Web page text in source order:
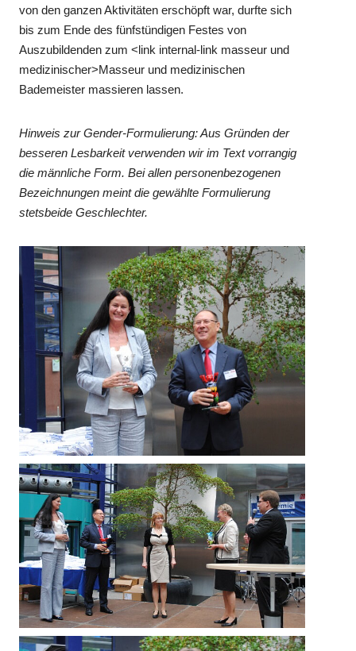
von den ganzen Aktivitäten erschöpft war, durfte sich
bis zum Ende des fünfstündigen Festes von
Auszubildenden zum <link internal-link masseur und
medizinischer>Masseur und medizinischen
Bademeister massieren lassen.
Hinweis zur Gender-Formulierung: Aus Gründen der
besseren Lesbarkeit verwenden wir im Text vorrangig
die männliche Form. Bei allen personenbezogenen
Bezeichnungen meint die gewählte Formulierung
stetsbeide Geschlechter.